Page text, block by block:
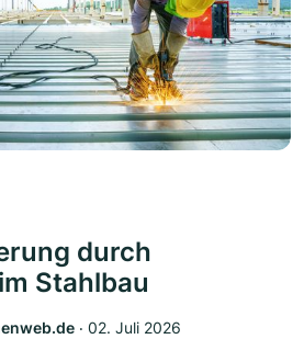
durch
Stahlbau
‧ 02. Juli 2026